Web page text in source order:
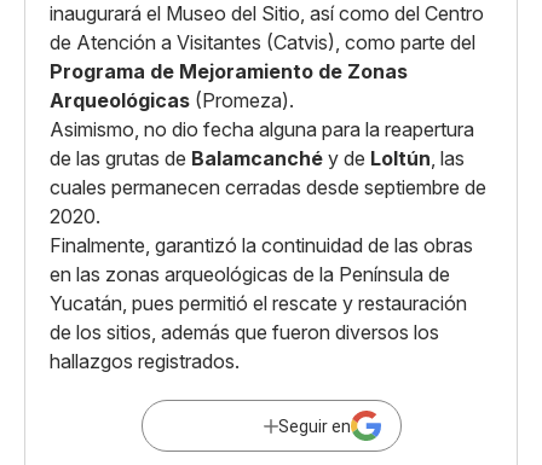
inaugurará el Museo del Sitio, así como del Centro
de Atención a Visitantes (Catvis), como parte del
Programa de Mejoramiento de Zonas
Arqueológicas (Promeza).
Asimismo, no dio fecha alguna para la reapertura
de las grutas de Balamcanché y de Loltún, las
cuales permanecen cerradas desde septiembre de
2020.
Finalmente, garantizó la continuidad de las obras
en las zonas arqueológicas de la Península de
Yucatán, pues permitió el rescate y restauración
de los sitios, además que fueron diversos los
hallazgos registrados.
Seguir en